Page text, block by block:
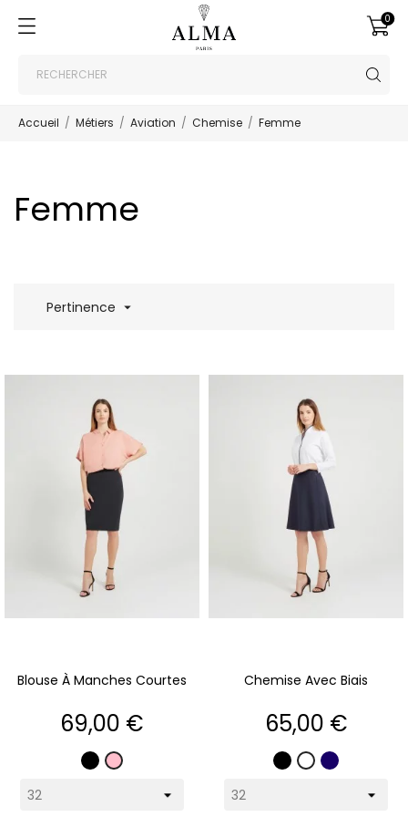
0
Accueil Métiers Aviation Chemise Femme
Femme
Pertinence 
Blouse À Manches Courtes
Prix
69,00 €
NoirRose
Chemise Avec Biais
Prix
65,00 €
NoirBlancMarine